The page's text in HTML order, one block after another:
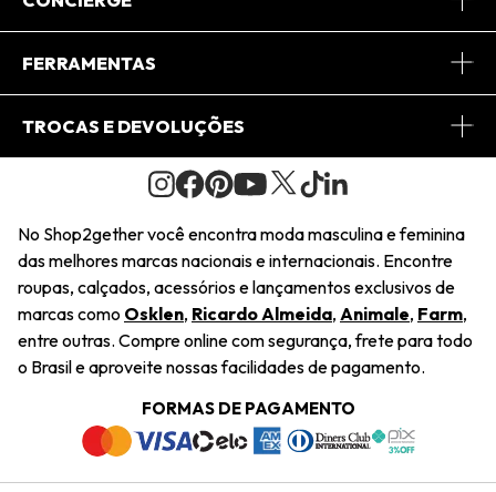
Journal
Saiu na Mídia
Sustentabilidade
Navegando
Termos e Condições
Trabalhe Conosco
Central de Relacionamento
Regulamento e Promoções
FERRAMENTAS
Minha Conta
Pedido de Presente
Wishlist
TROCAS E DEVOLUÇÕES
Condições Gerais
Troca Fácil
Restituição de Pagamento
Dúvidas Frequentes
Termos e Condições
Política de Privacidade
No Shop2gether você encontra moda masculina e feminina
das melhores marcas nacionais e internacionais. Encontre
roupas, calçados, acessórios e lançamentos exclusivos de
marcas como Osklen, Ricardo Almeida, Animale, Farm,
entre outras. Compre online com segurança, frete para todo
o Brasil e aproveite nossas facilidades de pagamento.
FORMAS DE PAGAMENTO